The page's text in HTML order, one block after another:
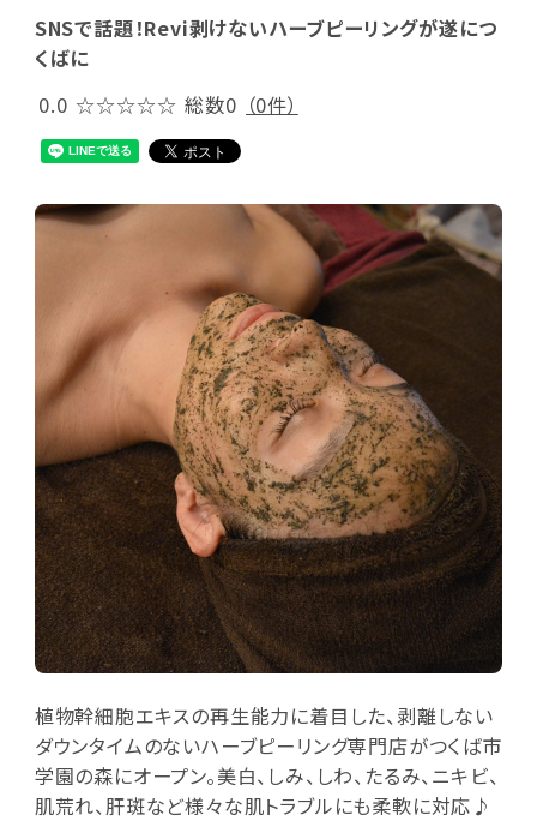
SNSで話題！Revi剥けないハーブピーリングが遂につ
くばに
0.0 ☆☆☆☆☆ 総数0 （0件）
植物幹細胞エキスの再生能力に着目した、剥離しない
ダウンタイムのないハーブピーリング専門店がつくば市
学園の森にオープン。美白、しみ、しわ、たるみ、ニキビ、
肌荒れ、肝斑など様々な肌トラブルにも柔軟に対応♪